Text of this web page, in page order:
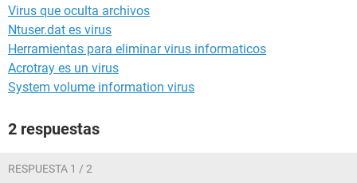
Virus que oculta archivos
Ntuser.dat es virus
Herramientas para eliminar virus informaticos
Acrotray es un virus
System volume information virus
2 respuestas
RESPUESTA 1 / 2